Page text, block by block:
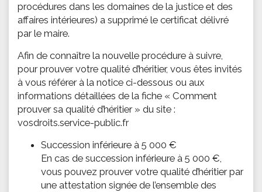
procédures dans les domaines de la justice et des
affaires intérieures) a supprimé le certificat délivré
par le maire.
Afin de connaître la nouvelle procédure à suivre,
pour prouver votre qualité d’héritier, vous êtes invités
à vous référer à la notice ci-dessous ou aux
informations détaillées de la fiche « Comment
prouver sa qualité d’héritier » du site :
vosdroits.service-public.fr
Succession inférieure à 5 000 €
En cas de succession inférieure à 5 000 €,
vous pouvez prouver votre qualité d’héritier par
une attestation signée de l’ensemble des